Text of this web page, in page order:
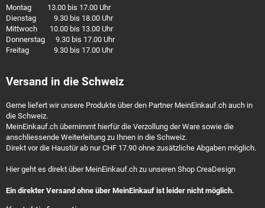
Montag 13.00 bis 17.00 Uhr
Dienstag 9.30 bis 18.00 Uhr
Mittwoch 10.00 bis 13.00 Uhr
Donnerstag 9.30 bis 17.00 Uhr
Freitag 9.30 bis 17.00 Uhr
Versand in die Schweiz
Gerne liefert wir unsere Produkte über den Partner MeinEinkauf.ch auch in
die Schweiz.
MeinEinkauf.ch übernimmt hierfür die Verzollung der Ware sowie die
anschliessende Weiterleitung zu Ihnen in die Schweiz.
Direkt vor die Haustür ab nur CHF 17.90 ohne zusätzliche Abgaben möglich.
Hier geht es direkt über MeinEinkauf.ch zu unseren Shop CreaDesign
Ein direkter Versand ohne über MeinEinkauf ist leider nicht möglich.